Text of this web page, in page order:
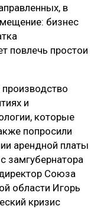
в
бизнес
повлечь простои
и
которые
попросили
арендной платы
замгубернатора
Союза
области Игорь
кризис